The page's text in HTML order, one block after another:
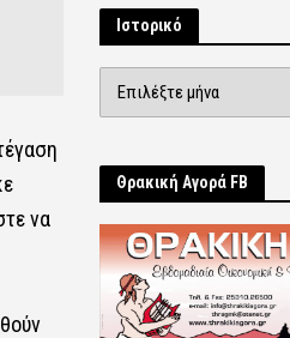
να
Ιστορικό
Θρακική Αγορά FB